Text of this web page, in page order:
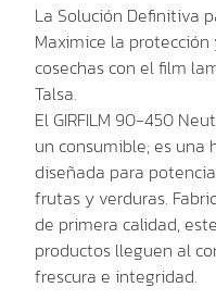
La Solución Definitiva
Maximice la
cosechas con el film
Talsa.
El GIRFILM 90-450
un consumible; es
diseñada para
frutas y verduras.
de primera calidad,
productos lleguen al
frescura e integridad.